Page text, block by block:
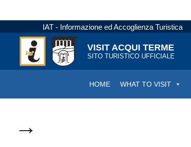
IAT - Informazione ed Accoglienza Turistica
VISIT ACQUI TERME
SITO TURISTICO UFFICIALE
HOME WHAT TO VISIT
→